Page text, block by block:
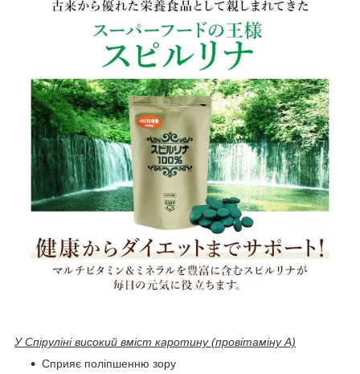
У Спіруліні високий вміст каротину (провітаміну А)
Сприяє поліпшенню зору